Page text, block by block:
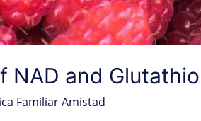
NAD and
Familiar Amistad